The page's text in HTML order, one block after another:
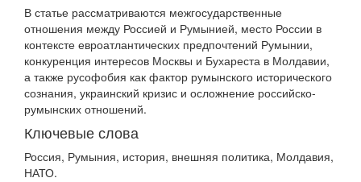
В статье рассматриваются межгосударственные
отношения между Россией и Румынией, место России в
контексте евроатлантических предпочтений Румынии,
конкуренция интересов Москвы и Бухареста в Молдавии,
а также русофобия как фактор румынского исторического
сознания, украинский кризис и осложнение российско-
румынских отношений.
Ключевые слова
Россия, Румыния, история, внешняя политика, Молдавия,
НАТО.